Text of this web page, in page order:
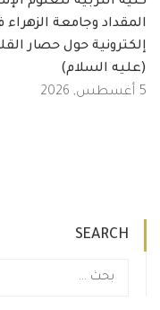
المقداد وجامعة
إلكترونية حول حصار
(عليه السلام)
5 أغسطس, 2026
SEARCH